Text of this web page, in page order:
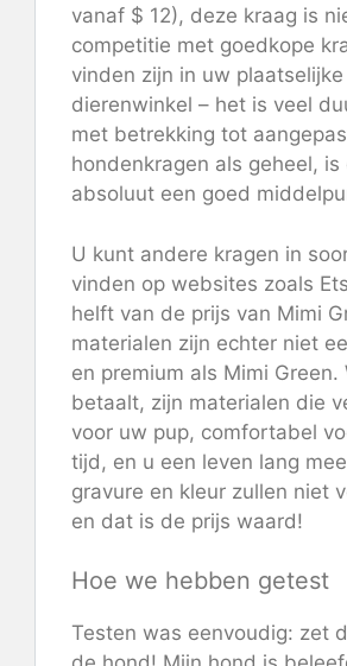
vanaf $ 12), deze kraag is
competitie met goedkope
vinden zijn in uw plaatselijke
dierenwinkel – het is veel
met betrekking tot
hondenkragen als geheel, is
absoluut een goed
U kunt andere kragen in
vinden op websites zoals
helft van de prijs van Mimi
materialen zijn echter niet
en premium als Mimi Green.
betaalt, zijn materialen die
voor uw pup, comfortabel
tijd, en u een leven lang
gravure en kleur zullen niet
en dat is de prijs waard!
Hoe we hebben getest
Testen was eenvoudig: zet